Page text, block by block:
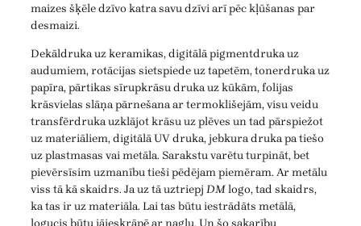
maizes šķēle dzīvo katra savu dzīvi arī pēc kļūšanas par
desmaizi.
Dekāldruka uz keramikas, digitālā pigmentdruka uz
audumiem, rotācijas sietspiede uz tapetēm, tonerdruka uz
papīra, pārtikas sīrupkrāsu druka uz kūkām, folijas
krāsvielas slāņa pārnešana ar termoklišejām, visu veidu
transfērdruka uzklājot krāsu uz plēves un tad pārspiežot
uz materiāliem, digitālā UV druka, jebkura druka pa tiešo
uz plastmasas vai metāla. Sarakstu varētu turpināt, bet
pievērsīsim uzmanību tieši pēdējam piemēram. Ar metālu
viss tā kā skaidrs. Ja uz tā uztriepj DMlogo, tad skaidrs,
ka tas ir uz materiāla. Lai tas būtu iestrādāts metālā,